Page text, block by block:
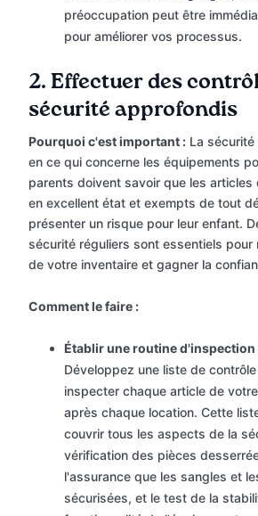
préoccupation peut être
pour améliorer vos processus.
2. Effectuer des
sécurité approfondis
Pourquoi c'est important : La
en ce qui concerne les équipements
parents doivent savoir que les articles
en excellent état et exempts de tout
présenter un risque pour leur enfant.
sécurité réguliers sont essentiels pour
de votre inventaire et gagner la
Comment le faire :
Établir une routine d'inspection
Développez une liste de
inspecter chaque article de
après chaque location. Cette
couvrir tous les aspects de la
vérification des pièces
l'assurance que les sangles et
sécurisées, et le test de la